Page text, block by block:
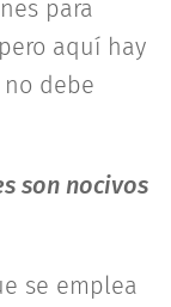
para
aquí hay
debe
son nocivos
se emplea